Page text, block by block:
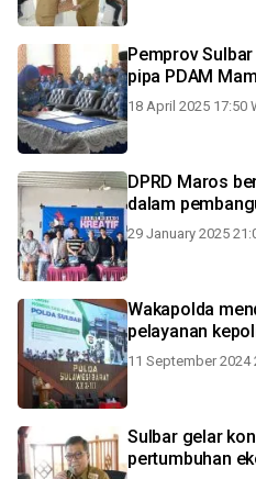
Pemprov
pipa PDAM
18 April 2025 17:50
DPRD Maros
dalam
29 January 2025
Wakapolda
pelayanan
11 September 2024
Sulbar gelar
pertumbuhan